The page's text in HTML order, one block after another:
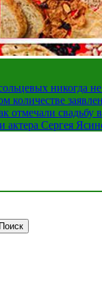
никогда
количестве
отмечали
актера Сергея